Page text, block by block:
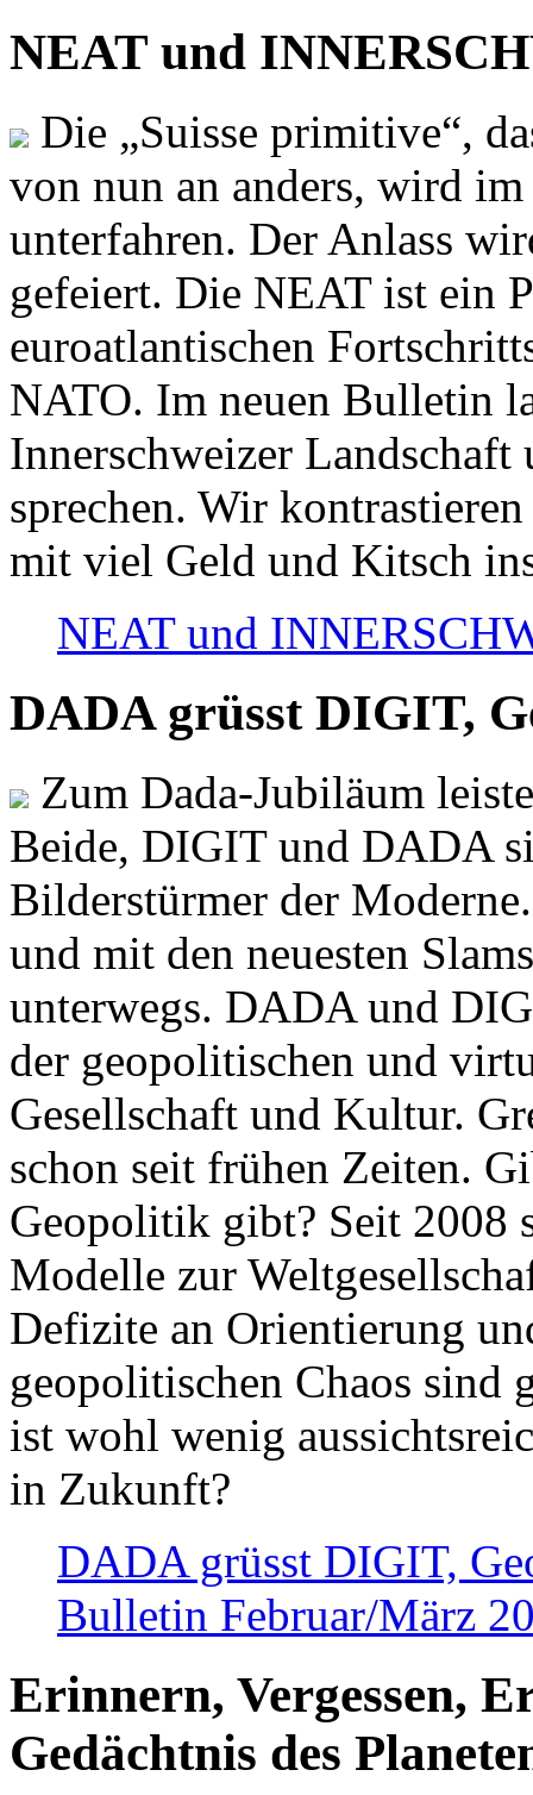
NEAT und
Die „Suisse primitive“,
von nun an anders, wird
unterfahren. Der Anlass
gefeiert. Die NEAT ist ein
euroatlantischen
NATO. Im neuen Bulletin
Innerschweizer
sprechen. Wir
mit viel Geld und Kitsch
NEAT und
DADA grüsst DIGIT,
Zum Dada-Jubiläum
Beide, DIGIT und DADA
Bilderstürmer der
und mit den neuesten
unterwegs. DADA und
der geopolitischen und
Gesellschaft und Kultur.
schon seit frühen Zeiten.
Geopolitik gibt? Seit 2008
Modelle zur
Defizite an Orientierung
geopolitischen Chaos sind
ist wohl wenig
in Zukunft?
DADA grüsst DIGIT,
Bulletin Februar/März
Erinnern, Vergessen,
Gedächtnis des